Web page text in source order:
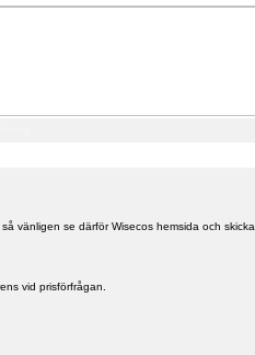
vänligen se därför Wisecos hemsida och skicka
vid prisförfrågan.